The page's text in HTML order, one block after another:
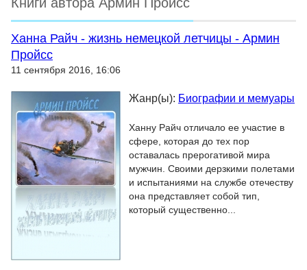
Ханна Райч - жизнь немецкой летчицы - Армин
Пройсс
11 сентября 2016, 16:06
Жанр(ы): Биографии и мемуары
Ханну Райч отличало ее участие в
сфере, которая до тех пор
оставалась прерогативой мира
мужчин. Своими дерзкими полетами
и испытаниями на службе отечеству
она представляет собой тип,
который существенно...